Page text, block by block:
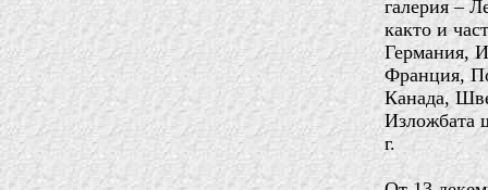
галерия –
както и
Германия,
Франция,
Канада,
Изложбата
г.